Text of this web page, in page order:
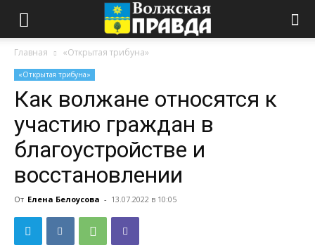
Главная «Открытая трибуна»
«Открытая трибуна»
Как волжане относятся к
участию граждан в
благоустройстве и
восстановлении
От Елена Белоусова - 13.07.2022 в 10:05